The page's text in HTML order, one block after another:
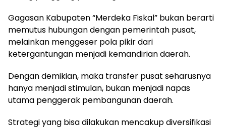
Gagasan Kabupaten “Merdeka Fiskal” bukan berarti
memutus hubungan dengan pemerintah pusat,
melainkan menggeser pola pikir dari
ketergantungan menjadi kemandirian daerah.
Dengan demikian, maka transfer pusat seharusnya
hanya menjadi stimulan, bukan menjadi napas
utama penggerak pembangunan daerah.
Strategi yang bisa dilakukan mencakup diversifikasi